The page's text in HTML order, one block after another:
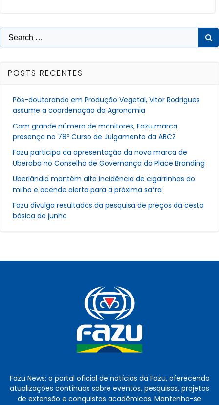
Post
Post
Search
for:
POSTS RECENTES
Pós-doutorando em Produção Vegetal, Vitor Rodrigues
assume a coordenação da Agronomia
Com grande número de monitores, Fazu marca
presença no 78º Curso de Julgamento da ABCZ
Fazu participa da apresentação da nova marca de
Uberaba no Conselho de Governança do Place Branding
Uberlândia mantém alta incidência de cigarrinhas do
milho e acende alerta para a próxima safra
Fazu divulga resultados da pesquisa de preços da cesta
básica de junho
Fazu News: o portal oficial de notícias da Fazu, oferecendo
atualizações contínuas sobre eventos, pesquisas, projetos
de extensão e conquistas acadêmicas. Mantenha-se